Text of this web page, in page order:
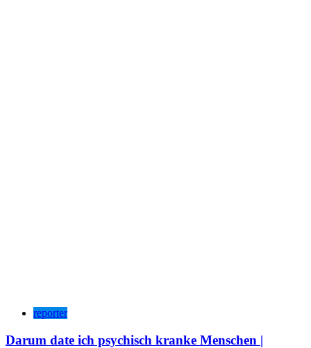
reporter
Darum date ich psychisch kranke Menschen |